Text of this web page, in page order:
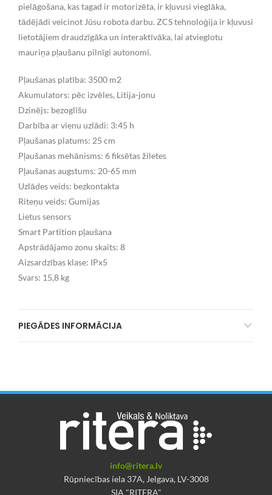
pielāgošana, kas tagad ir motorizēta, ir kļuvusi vieglāka,
tādējādi veicinot Jūsu robota darbu. ZCS tehnoloģija ir kļuvusi
lietotājiem draudzīgāka un interaktīvāka, lai atvieglotu
mauriņa pļaušanu pilnīgi autonomi.
Pļaušanas platība: 3500 m2
Akumulators: pēc izvēles, Litija-jonu
Dzinējs: bezoglīšu
Darbība ar vienu uzlādi: 3:45 h
Pļaušanas platums: 25 cm
Pļaušanas mehānisms: 6 fiksētas žiletes
Pļaušanas augstums: 20-65 mm
Uzlādes veids: bezkontakta
Riteņu veids: Gumijas
Lietus sensors
Smart Partition pļaušana
Apstrādājamo zonu skaits: 8
Aizsardzības klase: IPx5
Svars: 15,8 kg
PIEGĀDES INFORMĀCIJA
info@ritera.lv
Rūpniecības iela 37A, Jelgava, LV-3008
SIA "RITERA"